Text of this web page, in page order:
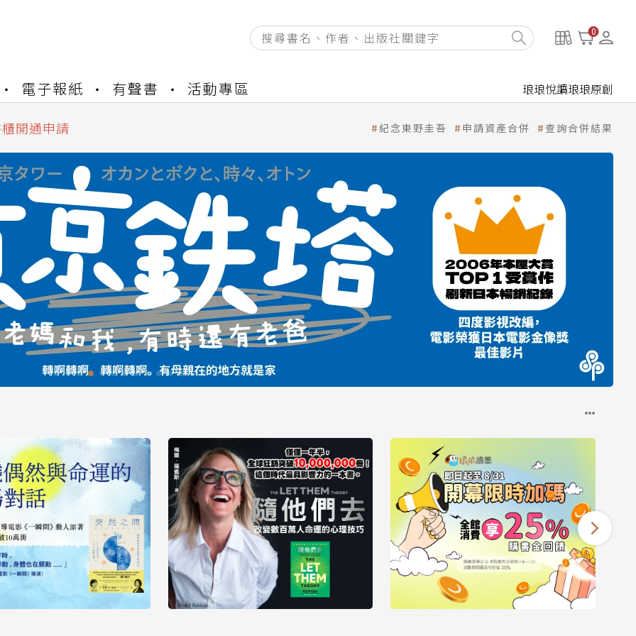
0
電子報紙 有聲書 活動專區 琅琅悅讀琅琅原創
站同步暫停部分閱讀服務
合併結果查詢
站同步暫停部分閱讀服務
紀念東野圭吾 申請資產合併 查詢合併結果